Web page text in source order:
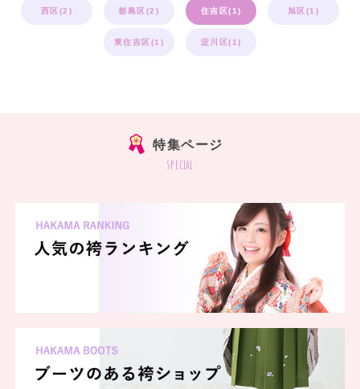
西区(2) 都島区(2) 住吉区(1) 旭区(1)
東住吉区(1) 淀川区(1)
特集ページ
special